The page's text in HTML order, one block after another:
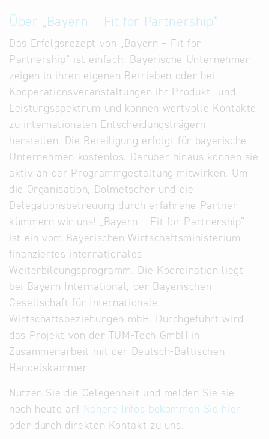
Über „Bayern – Fit for Partnership“
Das Erfolgsrezept von „Bayern – Fit for
Partnership“ ist einfach: Bayerische Unternehmer
zeigen in ihren eigenen Betrieben oder bei
Kooperationsveranstaltungen ihr Produkt- und
Leistungsspektrum und können wertvolle Kontakte
zu internationalen Entscheidungsträgern
herstellen. Die Beteiligung erfolgt für bayerische
Unternehmen kostenlos. Darüber hinaus können sie
aktiv an der Programmgestaltung mitwirken. Um
die Organisation, Dolmetscher und die
Delegationsbetreuung durch erfahrene Partner
kümmern wir uns! „Bayern – Fit for Partnership“
ist ein vom Bayerischen Wirtschaftsministerium
finanziertes internationales
Weiterbildungsprogramm. Die Koordination liegt
bei Bayern International, der Bayerischen
Gesellschaft für Internationale
Wirtschaftsbeziehungen mbH. Durchgeführt wird
das Projekt von der TUM-Tech GmbH in
Zusammenarbeit mit der Deutsch-Baltischen
Handelskammer.
Nutzen Sie die Gelegenheit und melden Sie sie
noch heute an! Nähere Infos bekommen Sie hier
oder durch direkten Kontakt zu uns.